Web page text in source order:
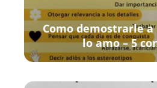
Como demostrarle
lo amo – 5